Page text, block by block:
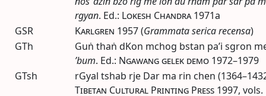
rgyan. Ed.: Lokesh Chandra 1971a
GSR
Karlgren 1957(Grammata serica recensa)
GTh
Guṅ thaṅ dKon mchog bstan pa’i sgron
’bum. Ed.: Ngawang gelek demo 1972–1979
GTsh
rGyal tshab rje Dar ma rin chen
Tibetan Cultural Printing Press 1997, vols.